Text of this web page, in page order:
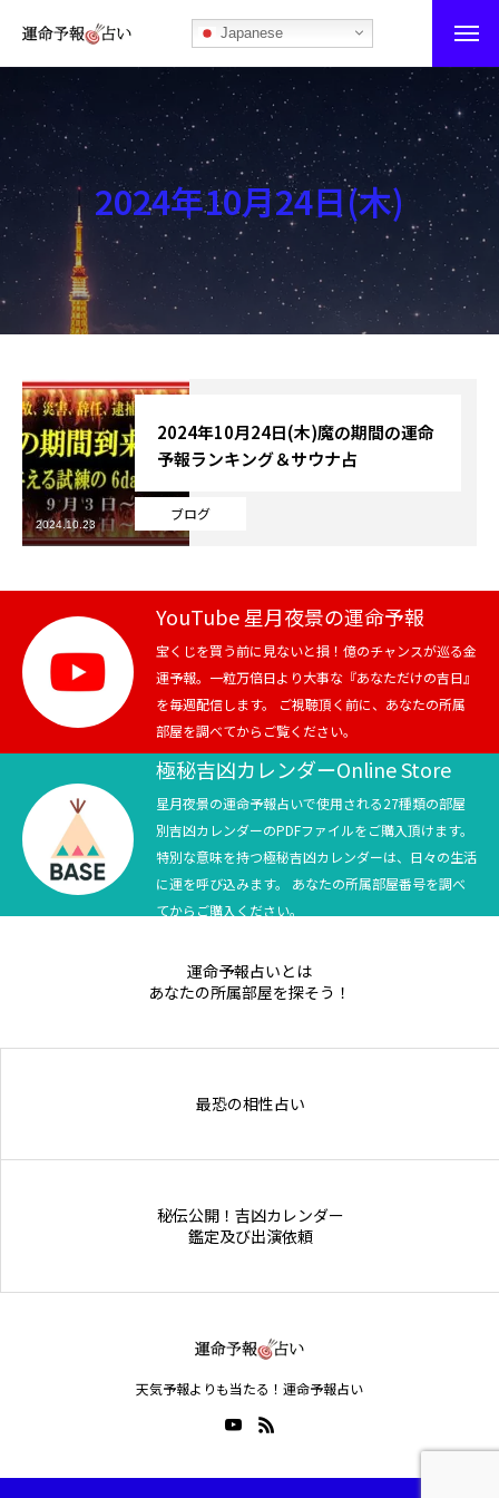
Japanese
運命予報占い
運命予報占いとは
あなたの所属部屋を探そう！
最恐の相性占い
秘伝公開！吉凶カレンダー
ブログ
お知らせ
芸能界
テニス
スポーツ
競馬
テニス四大大会・五輪
テニス四大大会・五輪
2024年10月24日(木)
ブログ
2024年10月24日(木)魔の期間の運命
予報ランキング＆サウナ占
2024.10.23
YouTube 星月夜景の運命予報
宝くじを買う前に見ないと損！億のチャンスが巡る金
運予報。一粒万倍日より大事な『あなただけの吉日』
を毎週配信します。 ご視聴頂く前に、あなたの所属
部屋を調べてからご覧ください。
極秘吉凶カレンダーOnline Store
星月夜景の運命予報占いで使用される27種類の部屋
別吉凶カレンダーのPDFファイルをご購入頂けます。
特別な意味を持つ極秘吉凶カレンダーは、日々の生活
に運を呼び込みます。 あなたの所属部屋番号を調べ
てからご購入ください。
運命予報占いとは
あなたの所属部屋を探そう！
最恐の相性占い
秘伝公開！吉凶カレンダー
鑑定及び出演依頼
天気予報よりも当たる！運命予報占い